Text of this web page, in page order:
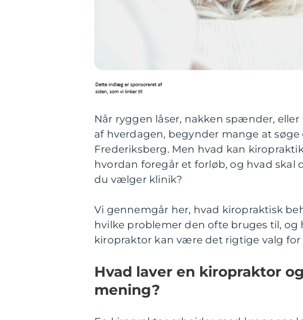
Når ryggen låser, nakken spænder,
af hverdagen, begynder mange at
Frederiksberg. Men hvad kan
hvordan foregår et forløb, og hvad
du vælger klinik?
Vi gennemgår her, hvad kiropraktisk
hvilke problemer den ofte bruges til, og
kiropraktor kan være det rigtige valg for
Hvad laver en kiropraktor
mening?